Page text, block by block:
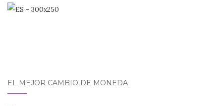
EL MEJOR CAMBIO DE MONEDA